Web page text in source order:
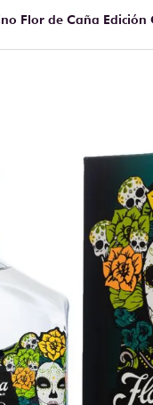
Flor de Caña